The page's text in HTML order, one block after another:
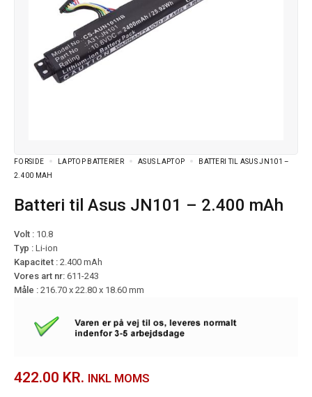
FORSIDE LAPTOP BATTERIER ASUS LAPTOP
BATTERI TIL ASUS JN101 –
2.400 MAH
Batteri til Asus JN101 – 2.400 mAh
Volt : 10.8
Typ : Li-ion
Kapacitet : 2.400 mAh
Vores art nr: 611-243
Måle : 216.70 x 22.80 x 18.60 mm
422.00 KR. INKL MOMS